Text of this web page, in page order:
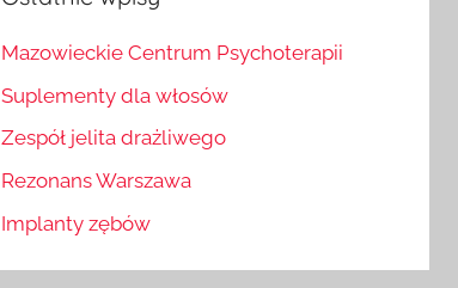
Mazowieckie Centrum Psychoterapii
Suplementy dla włosów
Zespół jelita drażliwego
Rezonans Warszawa
Implanty zębów